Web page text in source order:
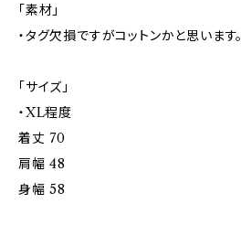
「素材」
・タグ欠損ですがコットンかと思います。
「サイズ」
・XL程度
着丈 70
肩幅 48
身幅 58